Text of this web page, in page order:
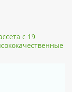
с 19